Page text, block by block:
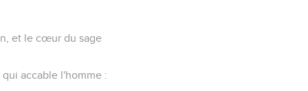
et le cœur du sage
accable l'homme :